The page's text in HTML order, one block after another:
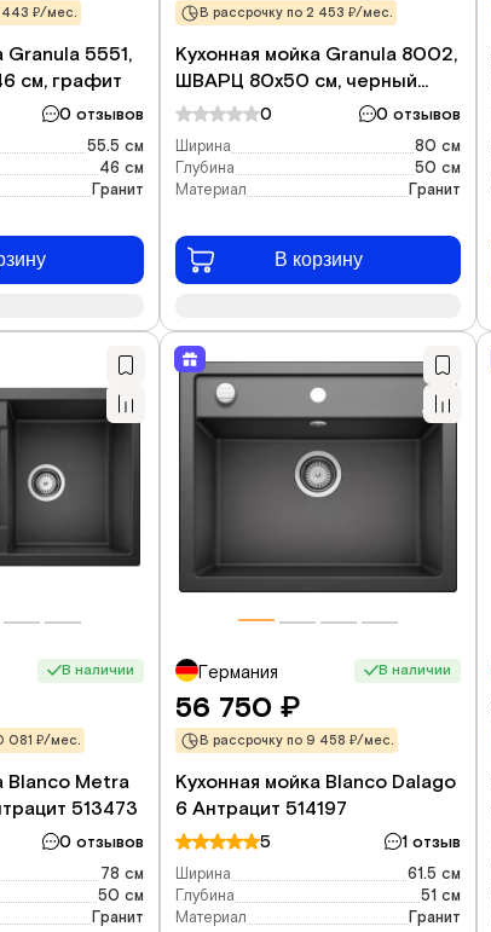
443 ₽/мес.
Granula 5551,
см, графит
0 отзывов
55.5 см
46 см
Гранит
В рассрочку по 2 453 ₽/мес.
Кухонная мойка Granula 8002,
ШВАРЦ 80x50 см, черный
металлик0 0 отзывов
Ширина
80 см
Глубина
50 см
Материал
Гранит
В корзину
В наличии
081 ₽/мес.
Blanco Metra
513473
0 отзывов
78 см
50 см
Гранит
Германия В наличии
56 750 ₽
В рассрочку по 9 458 ₽/мес.
Кухонная мойка Blanco Dalago
6 Антрацит 514197
5 1 отзыв
Ширина
61.5 см
Глубина
51 см
Материал
Гранит